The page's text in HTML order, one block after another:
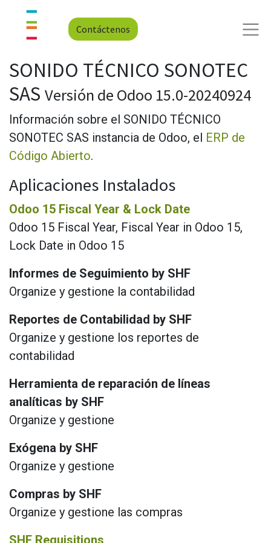
Contáctenos
SONIDO TÉCNICO SONOTEC
SAS Versión de Odoo 15.0-20240924
Información sobre el SONIDO TÉCNICO
SONOTEC SAS instancia de Odoo, el ERP de
Código Abierto.
Aplicaciones Instalados
Odoo 15 Fiscal Year & Lock Date
Odoo 15 Fiscal Year, Fiscal Year in Odoo 15,
Lock Date in Odoo 15
Informes de Seguimiento by SHF
Organize y gestione la contabilidad
Reportes de Contabilidad by SHF
Organize y gestione los reportes de
contabilidad
Herramienta de reparación de líneas
analíticas by SHF
Organize y gestione
Exógena by SHF
Organize y gestione
Compras by SHF
Organize y gestione las compras
SHF Requisitions